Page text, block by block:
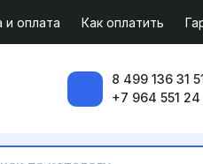
и оплата Как оплатить
8 499 136 31
+7 964 551